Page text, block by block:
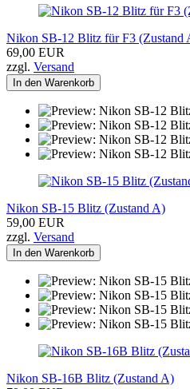
Nikon SB-12 Blitz für F3 (Zustand
69,00 EUR
zzgl. Versand
In den Warenkorb
Nikon SB-15 Blitz (Zustand A)
59,00 EUR
zzgl. Versand
In den Warenkorb
Nikon SB-16B Blitz (Zustand A)